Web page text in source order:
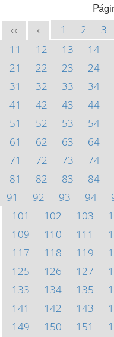
<< < 1 2 3
11
12 13 14
21
22 23 24
31
32 33 34
41
42 43 44
51
52 53 54
61
62 63 64
71
72 73 74
81
82 83 84
91
92 93 94
101
102 103
109
110 111
117
118 119
125
126 127
133
134 135
141
142 143
149
150 151